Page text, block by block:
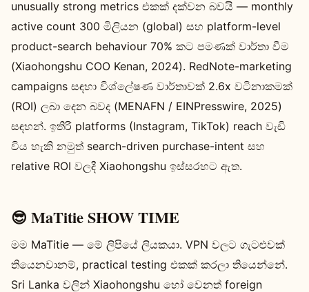
unusually strong metrics එකක් දක්වන බවයි — monthly
active count 300 මිලියන (global) සහ platform-level
product-search behaviour 70% කට පමණක් වාර්තා වීම
(Xiaohongshu COO Kenan, 2024). RedNote-marketing
campaigns සඳහා විශ්ලේෂණ වාර්තාවක් 2.6x වටිනාකමක්
(ROI) ලබා දෙන බවද (MENAFN / EINPresswire, 2025)
සඳහන්. ඉතිරි platforms (Instagram, TikTok) reach වැඩි
විය හැකි නමුත් search-driven purchase-intent සහ
relative ROI වලදී Xiaohongshu ඉස්සරහට ඇත.
😎 MaTitie SHOW TIME
මම MaTitie — මේ ලිපියේ ලියකයා. VPN වලට ගැටළුවක්
තියෙනවානම්, practical testing එකක් කරලා තියෙන්නේ.
Sri Lanka වලින් Xiaohongshu හෝ වෙනත් foreign